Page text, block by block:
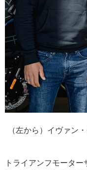
（左から）イヴァン
トライアンフモータ